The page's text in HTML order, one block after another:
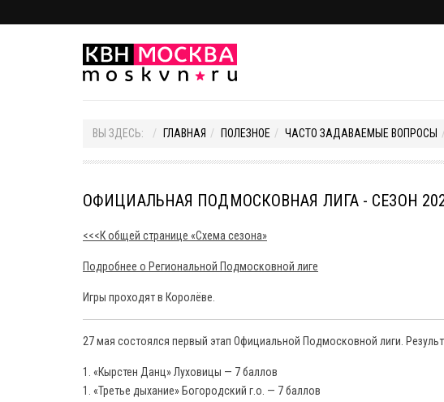
ВЫ ЗДЕСЬ: ГЛАВНАЯ ПОЛЕЗНОЕ ЧАСТО ЗАДАВАЕМЫЕ ВОПРОСЫ
ОФИЦИАЛЬНАЯ ПОДМОСКОВНАЯ ЛИГА - СЕЗОН
<<<К общей странице «Схема сезона»
Подробнее о Региональной Подмосковной лиге
Игры проходят в Королёве.
27 мая состоялся первый этап Официальной Подмосковной лиги.
1. «Кырстен Данц» Луховицы — 7 баллов
1. «Третье дыхание» Богородский г.о. — 7 баллов